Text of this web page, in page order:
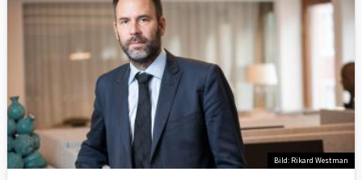
Bild: Rikard Westman